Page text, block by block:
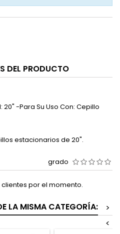
DEL PRODUCTO
-Para Su Uso Con: Cepillo
estacionarios de 20".
grado
por el momento.
LA MISMA CATEGORÍA:
>
<